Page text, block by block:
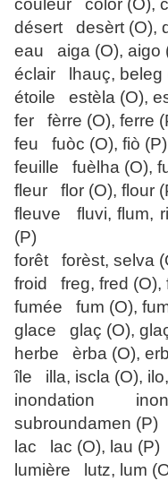
couleur color (O),
désert desèrt (O),
eau aiga (O), aigo
éclair lhauç, beleg
étoile estèla (O),
fer fèrre (O), ferre
feu fuòc (O), fiò (P)
feuille fuèlha (O),
fleur flor (O), flour
fleuve fluvi, flum,
(P)
forêt forèst, selva
froid freg, fred (O),
fumée fum (O),
glace glaç (O),
herbe èrba (O),
île illa, iscla (O),
inondation
subroundamen (P)
lac lac (O), lau (P)
lumière lutz, lum